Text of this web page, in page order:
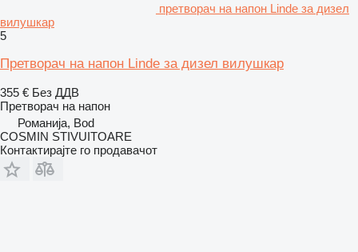
претворач на напон Linde за дизел
вилушкар
5
Претворач на напон Linde за дизел вилушкар
355 € Без ДДВ
Претворач на напон
Романија, Bod
COSMIN STIVUITOARE
Контактирајте го продавачот